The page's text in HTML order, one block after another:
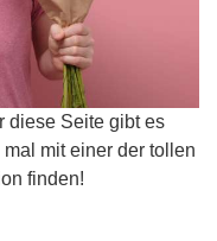
diese Seite gibt es
mit einer der tollen
finden!